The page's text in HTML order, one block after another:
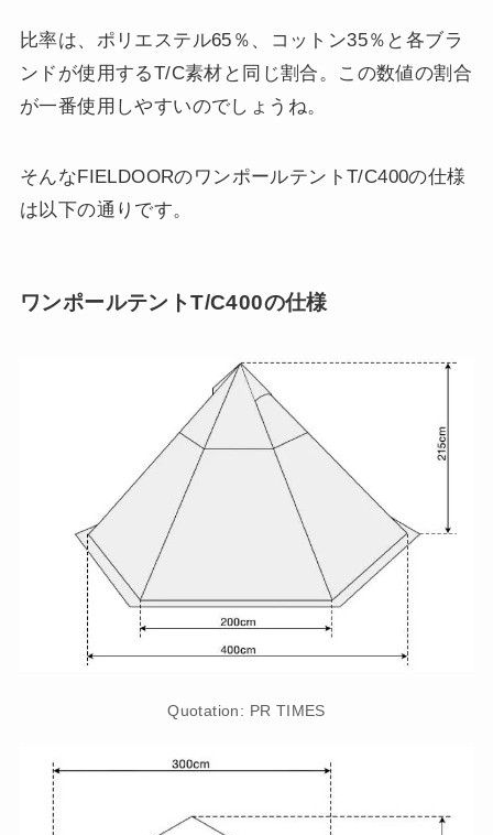
比率は、ポリエステル65％、コットン35％と各ブラ
ンドが使用するT/C素材と同じ割合。この数値の割合
が一番使用しやすいのでしょうね。
そんなFIELDOORのワンポールテントT/C400の仕様
は以下の通りです。
ワンポールテントT/C400の仕様
Quotation: PR TIMES